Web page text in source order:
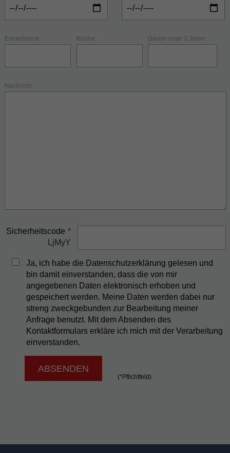
Erwachsene Kinder Davon unter 3 Jahre
Nachricht
Sicherheitscode *
LjMyY
Ja, ich habe die Datenschutzerklärung gelesen und
bin damit einverstanden, dass die von mir
angegebenen Daten elektronisch erhoben und
gespeichert werden. Meine Daten werden dabei nur
streng zweckgebunden zur Bearbeitung meiner
Anfrage benutzt. Mit dem Absenden des
Kontaktformulars erkläre ich mich mit der Verarbeitung
einverstanden.
(*Pflichtfeld)